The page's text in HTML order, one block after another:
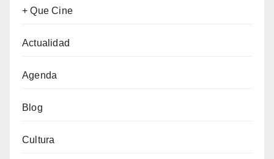
+ Que Cine
Actualidad
Agenda
Blog
Cultura